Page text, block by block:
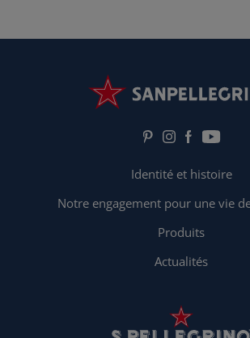
Identité et histoire
Notre engagement pour une vie
Produits
Actualités